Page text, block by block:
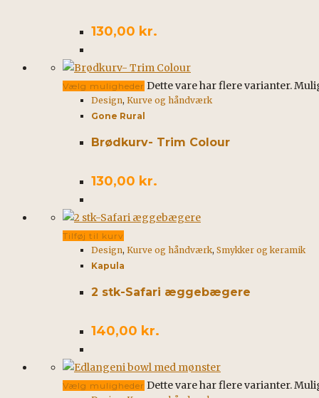
130,00 kr.
Vælg muligheder Dette vare har flere varianter.
Design, Kurve og håndværk
Gone Rural
Brødkurv- Trim Colour
130,00 kr.
Tilføj til kurv
Design, Kurve og håndværk, Smykker og keramik
Kapula
2 stk-Safari æggebægere
140,00 kr.
Vælg muligheder Dette vare har flere varianter.